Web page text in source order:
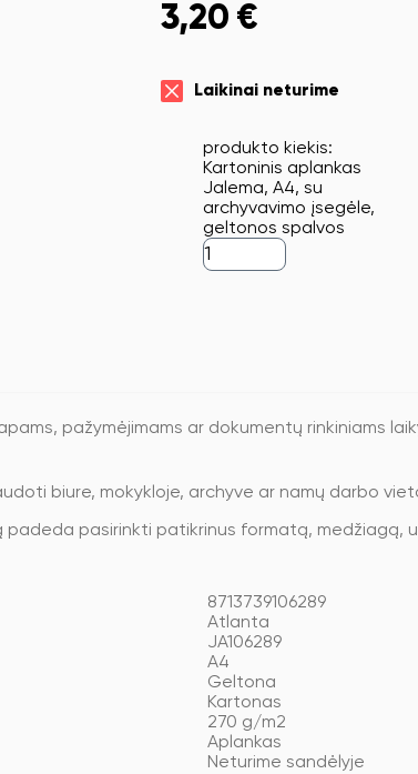
3,20 €
Laikinai neturime
produkto kiekis:
Kartoninis aplankas
Jalema, A4, su
archyvavimo įsegėle,
geltonos spalvos
pažymėjimams ar dokumentų rinkiniams
biure, mokykloje, archyve ar namų darbo
padeda pasirinkti patikrinus formatą,
8713739106289
Atlanta
JA106289
A4
Geltona
Kartonas
270 g/m2
Aplankas
Neturime sandėlyje